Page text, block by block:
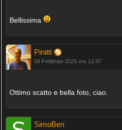
Bellissima
Pinitti
09 Febbraio 2025 ore 12:47
Ottimo scatto e bella foto, ciao.
SimoBen